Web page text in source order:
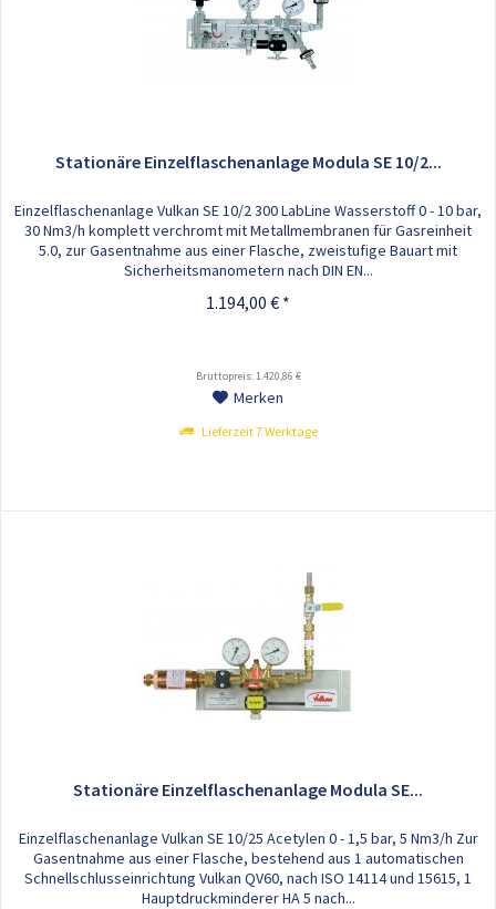
Stationäre Einzelflaschenanlage Modula SE 10/2...
Einzelflaschenanlage Vulkan SE 10/2 300 LabLine Wasserstoff 0 - 10 bar,
30 Nm3/h komplett verchromt mit Metallmembranen für Gasreinheit
5.0, zur Gasentnahme aus einer Flasche, zweistufige Bauart mit
Sicherheitsmanometern nach DIN EN...
1.194,00 € *
Bruttopreis: 1.420,86 €
Merken
Lieferzeit 7 Werktage
Stationäre Einzelflaschenanlage Modula SE...
Einzelflaschenanlage Vulkan SE 10/25 Acetylen 0 - 1,5 bar, 5 Nm3/h Zur
Gasentnahme aus einer Flasche, bestehend aus 1 automatischen
Schnellschlusseinrichtung Vulkan QV60, nach ISO 14114 und 15615, 1
Hauptdruckminderer HA 5 nach...